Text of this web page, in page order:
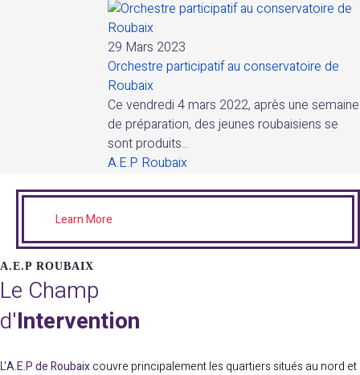
29 Mars 2023
Orchestre participatif au conservatoire de
Roubaix
Ce vendredi 4 mars 2022, après une semaine
de préparation, des jeunes roubaisiens se
sont produits...
A.E.P Roubaix
Learn More
A.E.P ROUBAIX
Le Champ
d'Intervention
L'A.E.P de Roubaixcouvre principalement les quartiers situés au nord et